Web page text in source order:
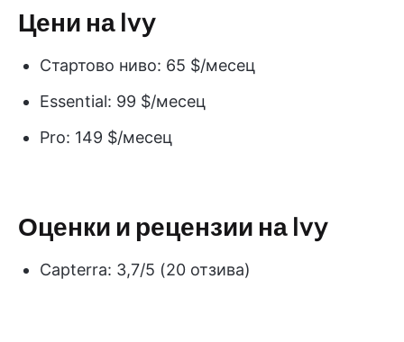
Цени на Ivy
Стартово ниво: 65 $/месец
Essential: 99 $/месец
Pro: 149 $/месец
Оценки и рецензии на Ivy
Capterra: 3,7/5 (20 отзива)